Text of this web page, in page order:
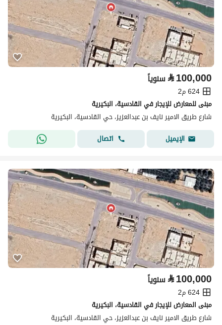
⃁100,000 سنوياً
624 م2
مبنى للمعارض للإيجار في القادسية، البكيرية
شارع طريق الامير نايف بن عبدالعزيز، حي القادسية، البكيرية
الإيميل
اتصال
⃁100,000 سنوياً
624 م2
مبنى المعارض للإيجار في القادسية، البكيرية
شارع طريق الامير نايف بن عبدالعزيز، حي القادسية، البكيرية